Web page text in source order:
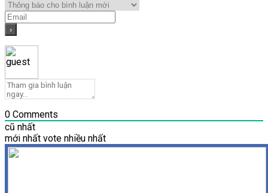
0 Comments
cũ nhất
mới nhất vote nhiều nhất